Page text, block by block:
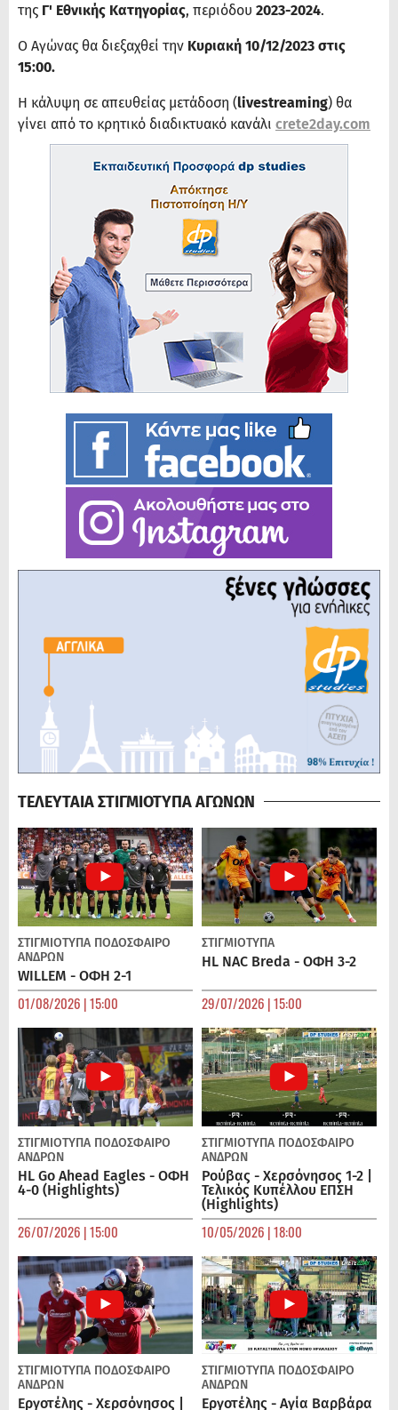
της Γ' Εθνικής Κατηγορίας, περιόδου 2023-2024.
Ο Αγώνας θα διεξαχθεί την Κυριακή 10/12/2023 στις
15:00.
Η κάλυψη σε απευθείας μετάδοση (livestreaming) θα
γίνει από το κρητικό διαδικτυακό κανάλι crete2day.com
ΤΕΛΕΥΤΑΙΑ ΣΤΙΓΜΙΟΤΥΠΑ ΑΓΩΝΩΝ
ΣΤΙΓΜΙΟΤΥΠΑ ΠΟΔΌΣΦΑΙΡΟ
ΑΝΔΡΏΝ
WILLEM - ΟΦΗ 2-1
01/08/2026 | 15:00
ΣΤΙΓΜΙΟΤΥΠΑ
HL NAC Breda - ΟΦΗ 3-2
29/07/2026 | 15:00
ΣΤΙΓΜΙΟΤΥΠΑ ΠΟΔΌΣΦΑΙΡΟ
ΑΝΔΡΏΝ
HL Go Ahead Eagles - ΟΦΗ
4-0 (Highlights)
26/07/2026 | 15:00
ΣΤΙΓΜΙΟΤΥΠΑ ΠΟΔΌΣΦΑΙΡΟ
ΑΝΔΡΏΝ
Ρούβας - Χερσόνησος 1-2 |
Τελικός Κυπέλλου ΕΠΣΗ
(Highlights)
10/05/2026 | 18:00
ΣΤΙΓΜΙΟΤΥΠΑ ΠΟΔΌΣΦΑΙΡΟ
ΑΝΔΡΏΝ
Εργοτέλης - Χερσόνησος |
ΣΤΙΓΜΙΟΤΥΠΑ ΠΟΔΌΣΦΑΙΡΟ
ΑΝΔΡΏΝ
Εργοτέλης - Αγία Βαρβάρα